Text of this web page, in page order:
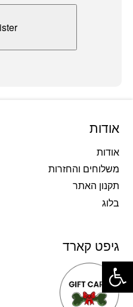
אודות
אודות
משלוחים והחזרות
תקנון האתר
בלוג
גיפט קארד
פתח סרגל נגישות